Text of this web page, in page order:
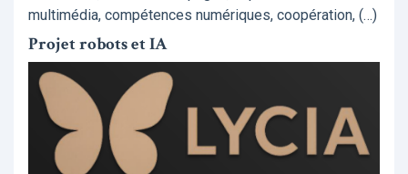
multimédia, compétences numériques, coopération, (…)
Projet robots et IA